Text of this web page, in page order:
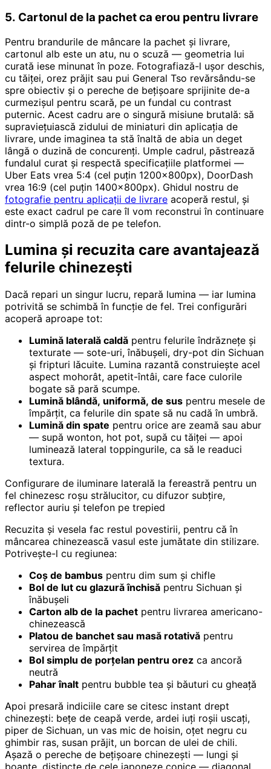
5. Cartonul de la pachet ca erou pentru livrare
Pentru brandurile de mâncare la pachet și livrare,
cartonul alb este un atu, nu o scuză — geometria lui
curată iese minunat în poze. Fotografiază-l ușor deschis,
cu tăiței, orez prăjit sau pui General Tso revărsându-se
spre obiectiv și o pereche de bețișoare sprijinite de-a
curmezișul pentru scară, pe un fundal cu contrast
puternic. Acest cadru are o singură misiune brutală: să
supraviețuiască zidului de miniaturi din aplicația de
livrare, unde imaginea ta stă înaltă de abia un deget
lângă o duzină de concurenți. Umple cadrul, păstrează
fundalul curat și respectă specificațiile platformei —
Uber Eats vrea 5:4 (cel puțin 1200×800px), DoorDash
vrea 16:9 (cel puțin 1400×800px). Ghidul nostru de
fotografie pentru aplicații de livrare acoperă restul, și
este exact cadrul pe care îl vom reconstrui în continuare
dintr-o simplă poză de pe telefon.
Lumina și recuzita care avantajează
felurile chinezești
Dacă repari un singur lucru, repară lumina — iar lumina
potrivită se schimbă în funcție de fel. Trei configurări
acoperă aproape tot:
Lumină laterală caldă pentru felurile îndrăznețe și
texturate — sote-uri, înăbușeli, dry-pot din Sichuan
și fripturi lăcuite. Lumina razantă construiește acel
aspect mohorât, apetit-întâi, care face culorile
bogate să pară scumpe.
Lumină blândă, uniformă, de sus pentru mesele de
împărțit, ca felurile din spate să nu cadă în umbră.
Lumină din spate pentru orice are zeamă sau abur
— supă wonton, hot pot, supă cu tăiței — apoi
luminează lateral toppingurile, ca să le readuci
textura.
Configurare de iluminare laterală la fereastră pentru un
fel chinezesc roșu strălucitor, cu difuzor subțire,
reflector auriu și telefon pe trepied
Recuzita și vesela fac restul povestirii, pentru că în
mâncarea chinezească vasul este jumătate din stilizare.
Potrivește-l cu regiunea:
Coș de bambus pentru dim sum și chifle
Bol de lut cu glazură închisă pentru Sichuan și
înăbușeli
Carton alb de la pachet pentru livrarea americano-
chinezească
Platou de banchet sau masă rotativă pentru
servirea de împărțit
Bol simplu de porțelan pentru orez ca ancoră
neutră
Pahar înalt pentru bubble tea și băuturi cu gheață
Apoi presară indiciile care se citesc instant drept
chinezești: bețe de ceapă verde, ardei iuți roșii uscați,
piper de Sichuan, un vas mic de hoisin, oțet negru cu
ghimbir ras, susan prăjit, un borcan de ulei de chili.
Așază o pereche de bețișoare chinezești — lungi și